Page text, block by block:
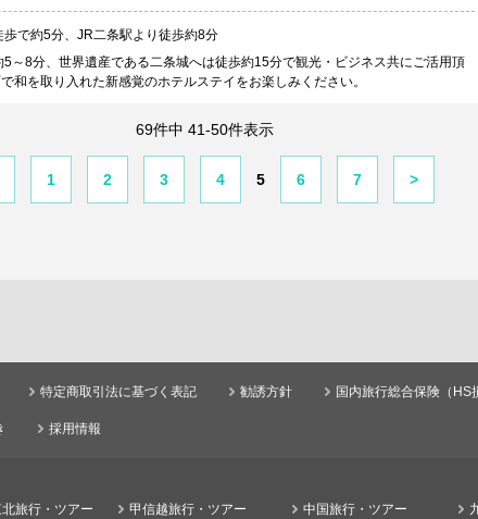
で約5分、JR二条駅より徒歩約8分
～8分、世界遺産である二条城へは徒歩約15分で観光・ビジネス共にご活用頂
和を取り入れた新感覚のホテルステイをお楽しみください。
69件中 41-50件表示
1 2 3 4 5 6 7 >
特定商取引法に基づく表記 勧誘方針 国内旅行総合保険（HS
採用情報
旅行・ツアー
甲信越旅行・ツアー
中国旅行・ツアー